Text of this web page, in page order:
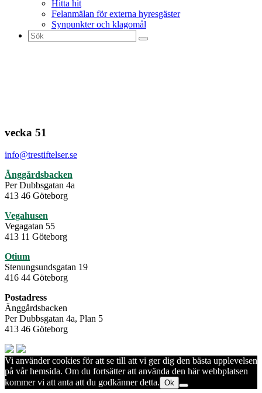
Hitta hit
Felanmälan för externa hyresgäster
Synpunkter och klagomål
Sök
efter:
vecka 51
info@trestiftelser.se
Änggårdsbacken
Per Dubbsgatan 4a
413 46 Göteborg
Vegahusen
Vegagatan 55
413 11 Göteborg
Otium
Stenungsundsgatan 19
416 44 Göteborg
Postadress
Änggårdsbacken
Per Dubbsgatan 4a, Plan 5
413 46 Göteborg
Vi använder cookies för att se till att vi ger dig den bästa upplevelsen
på vår hemsida. Om du fortsätter att använda den här webbplatsen
kommer vi att anta att du godkänner detta. Ok